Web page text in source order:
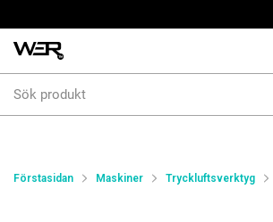
produkt
Förstasidan Maskiner Tryckluftsverktyg